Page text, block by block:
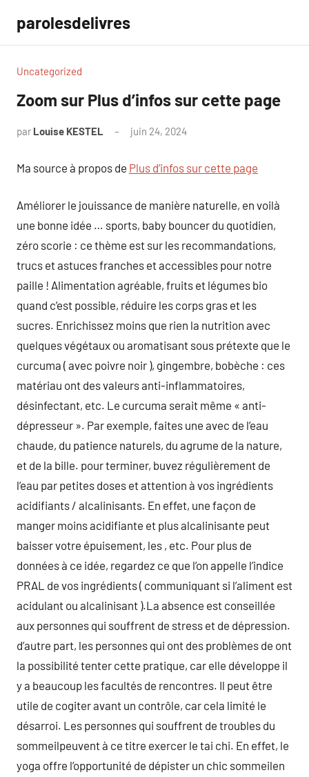
contenu
parolesdelivres
Uncategorized
Zoom sur Plus d’infos sur cette page
par Louise KESTEL juin 24, 2024
Ma source à propos de Plus d’infos sur cette page
Améliorer le jouissance de manière naturelle, en voilà
une bonne idée … sports, baby bouncer du quotidien,
zéro scorie : ce thème est sur les recommandations,
trucs et astuces franches et accessibles pour notre
paille ! Alimentation agréable, fruits et légumes bio
quand c’est possible, réduire les corps gras et les
sucres. Enrichissez moins que rien la nutrition avec
quelques végétaux ou aromatisant sous prétexte que le
curcuma ( avec poivre noir ), gingembre, bobèche : ces
matériau ont des valeurs anti-inflammatoires,
désinfectant, etc. Le curcuma serait même « anti-
dépresseur ». Par exemple, faites une avec de l’eau
chaude, du patience naturels, du agrume de la nature,
et de la bille. pour terminer, buvez régulièrement de
l’eau par petites doses et attention à vos ingrédients
acidifiants / alcalinisants. En effet, une façon de
manger moins acidifiante et plus alcalinisante peut
baisser votre épuisement, les , etc. Pour plus de
données à ce idée, regardez ce que l’on appelle l’indice
PRAL de vos ingrédients ( communiquant si l’aliment est
acidulant ou alcalinisant ).La absence est conseillée
aux personnes qui souffrent de stress et de dépression.
d’autre part, les personnes qui ont des problèmes de ont
la possibilité tenter cette pratique, car elle développe il
y a beaucoup les facultés de rencontres. Il peut être
utile de cogiter avant un contrôle, car cela limité le
désarroi. Les personnes qui souffrent de troubles du
sommeilpeuvent à ce titre exercer le tai chi. En effet, le
yoga offre l’opportunité de dépister un chic sommeilen